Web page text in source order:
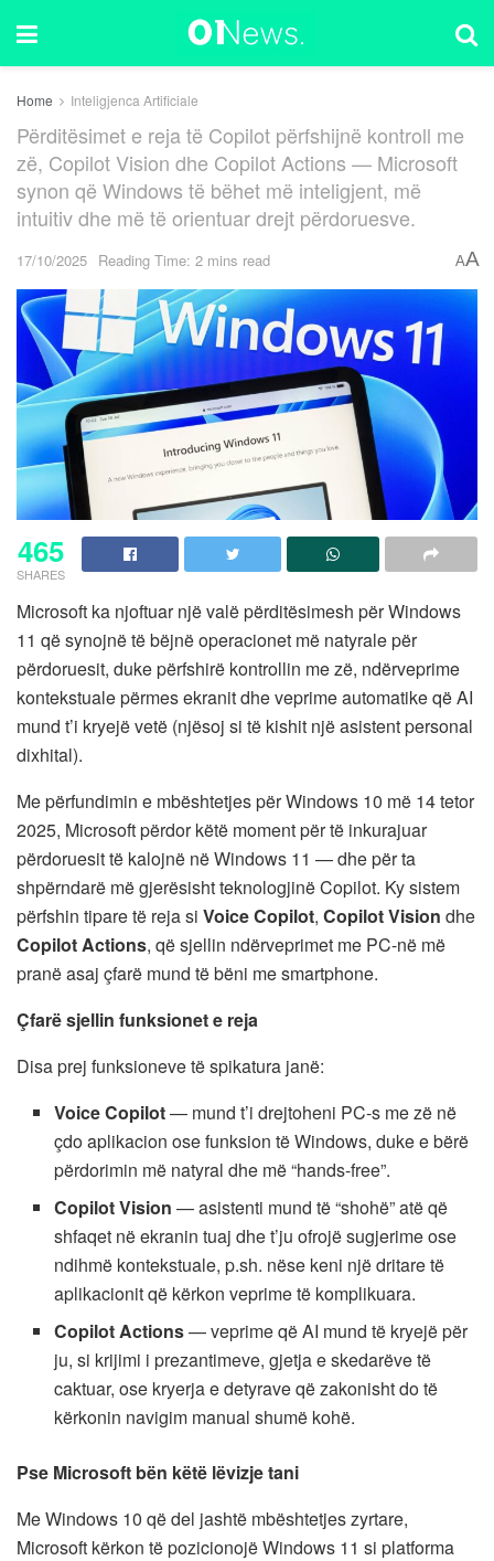
Home Inteligjenca Artificiale
Përditësimet e reja të Copilot përfshijnë kontroll me
zë, Copilot Vision dhe Copilot Actions — Microsoft
synon që Windows të bëhet më inteligjent, më
intuitiv dhe më të orientuar drejt përdoruesve.
17/10/2025 Reading Time: 2 mins read AA
465
SHARES
Microsoft ka njoftuar një valë përditësimesh për Windows
11 që synojnë të bëjnë operacionet më natyrale për
përdoruesit, duke përfshirë kontrollin me zë, ndërveprime
kontekstuale përmes ekranit dhe veprime automatike që AI
mund t’i kryejë vetë (njësoj si të kishit një asistent personal
dixhital).
Me përfundimin e mbështetjes për Windows 10 më 14 tetor
2025, Microsoft përdor këtë moment për të inkurajuar
përdoruesit të kalojnë në Windows 11 — dhe për ta
shpërndarë më gjerësisht teknologjinë Copilot. Ky sistem
përfshin tipare të reja si Voice Copilot, Copilot Vision dhe
Copilot Actions, që sjellin ndërveprimet me PC-në më
pranë asaj çfarë mund të bëni me smartphone.
Çfarë sjellin funksionet e reja
Disa prej funksioneve të spikatura janë:
Voice Copilot— mund t’i drejtoheni PC-s me zë në
çdo aplikacion ose funksion të Windows, duke e bërë
përdorimin më natyral dhe më “hands-free”.
Copilot Vision — asistenti mund të “shohë” atë që
shfaqet në ekranin tuaj dhe t’ju ofrojë sugjerime ose
ndihmë kontekstuale, p.sh. nëse keni një dritare të
aplikacionit që kërkon veprime të komplikuara.
Copilot Actions— veprime që AI mund të kryejë për
ju, si krijimi i prezantimeve, gjetja e skedarëve të
caktuar, ose kryerja e detyrave që zakonisht do të
kërkonin navigim manual shumë kohë.
Pse Microsoft bën këtë lëvizje tani
Me Windows 10 që del jashtë mbështetjes zyrtare,
Microsoft kërkon të pozicionojë Windows 11 si platforma